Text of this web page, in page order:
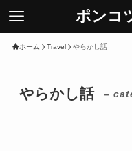
ポンコ
ホーム Travel やらかし話
やらかし話 –